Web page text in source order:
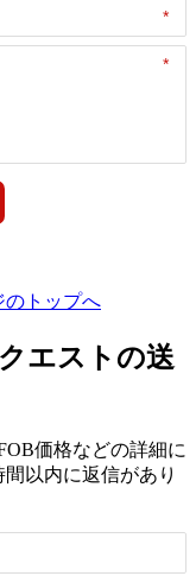
のトップへ
エストの送
価格などの詳細に
以内に返信があり